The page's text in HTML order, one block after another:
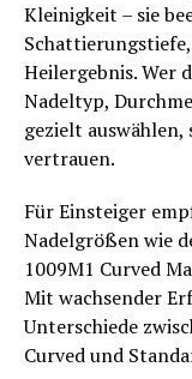
Kleinigkeit – sie
Heilergebnis. Wer
Nadeltyp,
gezielt
vertrauen.
Für Einsteiger
Nadelgrößen wie
1009M1 Curved
Mit wachsender
Unterschiede
Curved und